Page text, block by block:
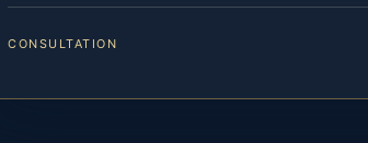
CONSULTATION